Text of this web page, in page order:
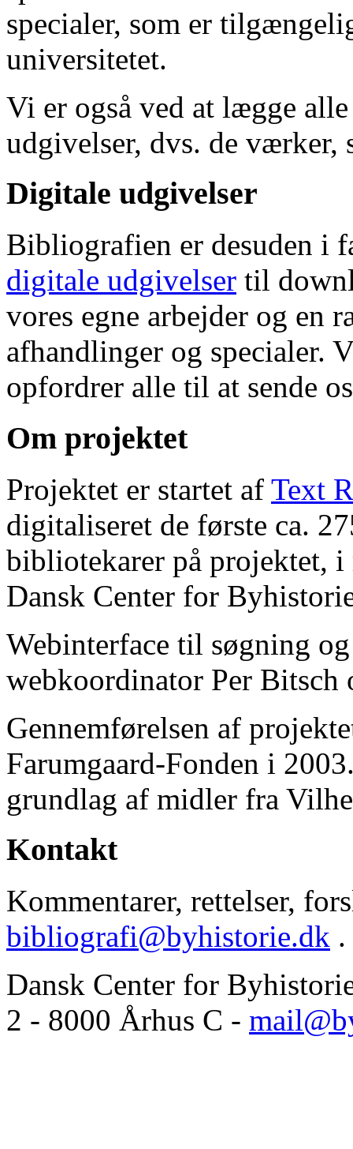
specialer, som er
universitetet.
Vi er også ved at lægge
udgivelser, dvs. de værker,
Digitale udgivelser
Bibliografien er desuden i
digitale udgivelser til
vores egne arbejder og en
afhandlinger og specialer.
opfordrer alle til at sende
Om projektet
Projektet er startet af Text
digitaliseret de første ca.
bibliotekarer på projektet, i
Dansk Center for
Webinterface til søgning
webkoordinator Per Bitsch
Gennemførelsen af
Farumgaard-Fonden i
grundlag af midler fra
Kontakt
Kommentarer, rettelser,
bibliografi@byhistorie.dk .
Dansk Center for
2 - 8000 Århus C -